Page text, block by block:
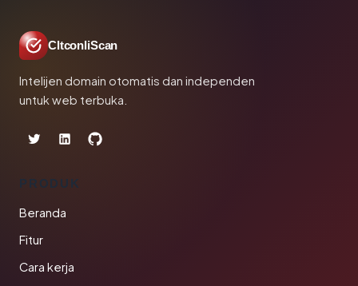
CltconliScan
Intelijen domain otomatis dan independen
untuk web terbuka.
PRODUK
Beranda
Fitur
Cara kerja